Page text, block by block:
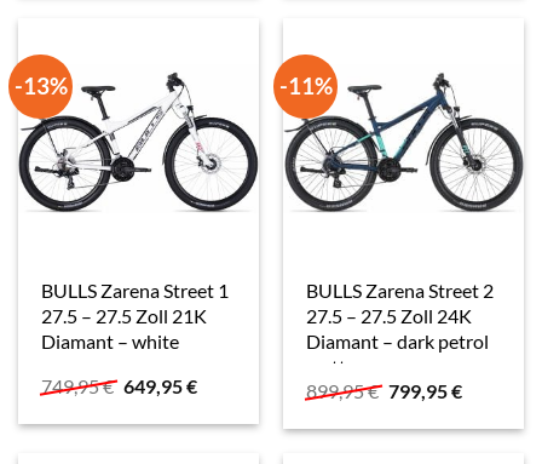
-13%
BULLS Zarena Street 1
27.5 – 27.5 Zoll 21K
Diamant – white
749,95€ Ursprünglicher
war:
649,95€Aktueller
ist:
-11%
BULLS Zarena Street 2
27.5 – 27.5 Zoll 24K
Diamant – dark petrol
matt
899,95€ Ursprünglicher
war:
799,95€Aktueller
ist: